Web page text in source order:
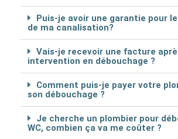
Puis-je avoir une garantie pour
de ma canalisation?
Vais-je recevoir une facture
intervention en débouchage ?
Comment puis-je payer votre
son débouchage ?
Je cherche un plombier pour
WC, combien ça va me coûter ?